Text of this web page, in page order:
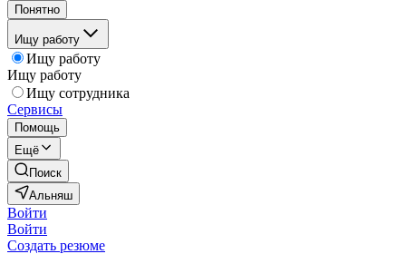
Понятно
Ищу работу
Ищу работу
Ищу работу
Ищу сотрудника
Сервисы
Помощь
Ещё
Поиск
Альняш
Войти
Войти
Создать резюме